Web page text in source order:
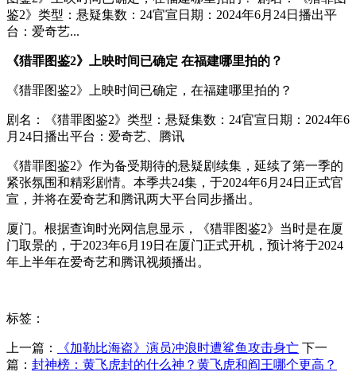
鉴2》类型：悬疑集数：24官宣日期：2024年6月24日播出平
台：爱奇艺...
《猎罪图鉴2》上映时间已确定 在福建哪里拍的？
《猎罪图鉴2》上映时间已确定，在福建哪里拍的？
剧名：《猎罪图鉴2》类型：悬疑集数：24官宣日期：2024年6
月24日播出平台：爱奇艺、腾讯
《猎罪图鉴2》作为备受期待的悬疑剧续集，延续了第一季的
紧张氛围和精彩剧情。本季共24集，于2024年6月24日正式官
宣，并将在爱奇艺和腾讯两大平台同步播出。
厦门。根据查询时光网信息显示，《猎罪图鉴2》当时是在厦
门取景的，于2023年6月19日在厦门正式开机，预计将于2024
年上半年在爱奇艺和腾讯视频播出。
标签：
上一篇： ​《加勒比海盗》演员冲浪时遭鲨鱼攻击身亡 下一
篇： ​封神榜：黄飞虎封的什么神？黄飞虎和阎王哪个更高？